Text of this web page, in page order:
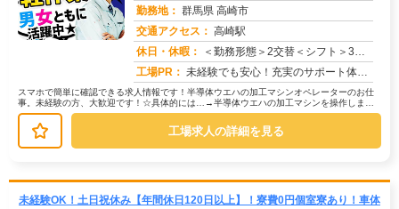
勤務地： 群馬県 高崎市
交通アクセス： 高崎駅
休日・休暇：
＜勤務形態＞2交替＜シフト＞3勤3休＜休日＞工場カレンダーによる/長期休暇/GW /夏季/ 年末年始
工場PR： 未経験でも安心！充実のサポート体制で新しい一歩を踏み出せます。☆経験・スキルは一切不問！学歴も問いません。☆未経験...
スマホで簡単に確認できる求人情報です！半導体ウエハの加工マシンオペレーターのお仕
事。未経験の方、大歓迎です！☆具体的には…→半導体ウエハの加工マシンを操作しま
す。→顕微鏡を使って検査を行います。...
工場求人の詳細を見る
未経験OK！土日祝休み【年間休日120日以上】！寮費0円個室寮あり！車体